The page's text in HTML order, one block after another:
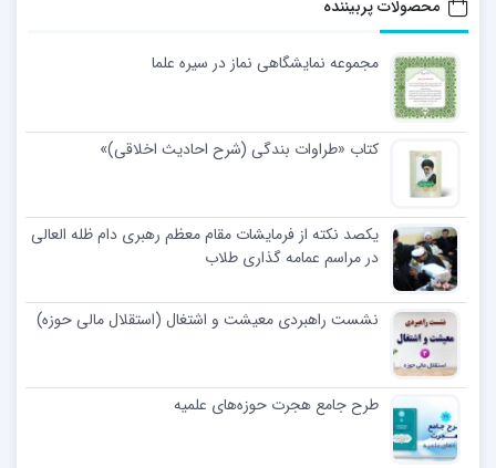
محصولات پربیننده
مجموعه نمایشگاهی نماز در سیره علما
کتاب «طراوات بندگی (شرح احادیث اخلاقی)»
یکصد نکته از فرمایشات مقام معظم رهبری دام ظله العالی
در مراسم عمامه گذاری طلاب
نشست راهبردی معیشت و اشتغال (استقلال مالی حوزه)
طرح جامع هجرت حوزه‌های علمیه